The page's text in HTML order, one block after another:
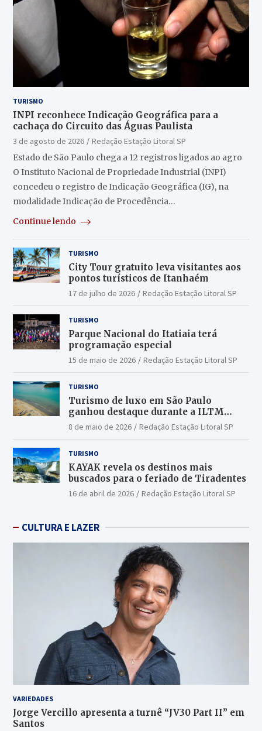
TURISMO
INPI reconhece Indicação Geográfica para a
cachaça do Circuito das Águas Paulista
3 de agosto de 2026
Redação Estação Litoral SP
Estado de São Paulo chega a 12 registros ligados ao agro
O Instituto Nacional de Propriedade Industrial (INPI)
concedeu o registro de Indicação Geográfica (IG), na
modalidade Indicação de Procedência…
Continue lendo
TURISMO
City Tour gratuito leva visitantes aos
pontos turísticos de Itanhaém
17 de julho de 2026 Redação Estação Litoral SP
TURISMO
Parque Nacional do Itatiaia terá
programação especial
15 de maio de 2026 Redação Estação Litoral SP
TURISMO
Turismo de luxo em São Paulo
ganhou destaque durante a ILTM
Latin America 2026
8 de maio de 2026 Redação Estação Litoral SP
TURISMO
KAYAK revela os destinos mais
buscados para o feriado de Tiradentes
16 de abril de 2026 Redação Estação Litoral SP
CULTURA E LAZER
VARIEDADES
Jorge Vercillo apresenta a turnê “JV30 Part II” em
Santos